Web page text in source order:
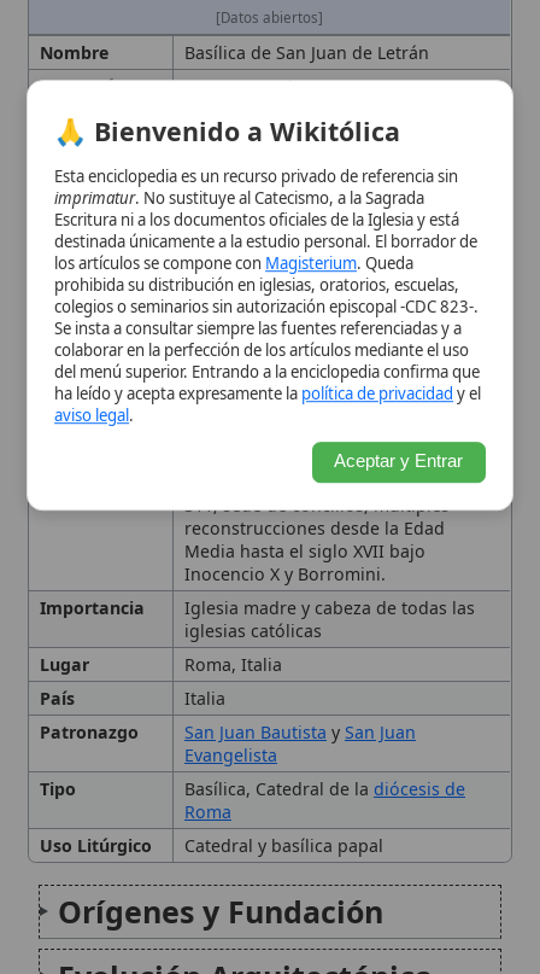
Fundación
Creador
Francesco Borromini
Dirección
Roma
Historia
Donada por Constantino alrededor de
311; sede de concilios, múltiples
reconstrucciones desde la Edad
Media hasta el siglo XVII bajo
Inocencio X y Borromini.
Importancia
Iglesia madre y cabeza de todas las
iglesias católicas
Lugar
Roma, Italia
País Italia
Patronazgo
Basílica, Catedral de la diócesis de
Catedral y basílica papal
Orígenes y Fundación
Evolución Arquitectónica
El Bautisterio
El Palacio de Letrán
Significado Litúrgico y Título
Reliquias y Devociones
Citas y referencias
prohibida su distribución en iglesias, oratorios, escuelas,
colegios o seminarios sin autorización episcopal -CDC 823-.
Se insta a consultar siempre las fuentes referenciadas y a
colaborar en la perfección de los artículos mediante el uso
aviso legal.
Aceptar y Entrar